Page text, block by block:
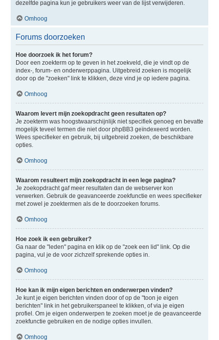
dezelfde pagina kun je gebruikers weer van de lijst verwijderen.
Omhoog
Forums doorzoeken
Hoe doorzoek ik het forum?
Door een zoekterm op te geven in het zoekveld, die je vindt op de
index-, forum- en onderwerppagina. Uitgebreid zoeken is mogelijk
door op de "zoeken" link te klikken, deze vind je op iedere pagina.
Omhoog
Waarom levert mijn zoekopdracht geen resultaten op?
Je zoekterm was hoogstwaarschijnlijk niet specifiek genoeg en bevatte
mogelijk teveel termen die niet door phpBB3 geïndexeerd worden.
Wees specifieker en gebruik, bij uitgebreid zoeken, de beschikbare
opties.
Omhoog
Waarom resulteert mijn zoekopdracht in een lege pagina?
Je zoekopdracht gaf meer resultaten dan de webserver kon
verwerken. Gebruik de geavanceerde zoekfunctie en wees specifieker
met zowel je zoektermen als de te doorzoeken forums.
Omhoog
Hoe zoek ik een gebruiker?
Ga naar de "leden" pagina en klik op de "zoek een lid" link. Op die
pagina, vul je de voor zichzelf sprekende opties in.
Omhoog
Hoe kan ik mijn eigen berichten en onderwerpen vinden?
Je kunt je eigen berichten vinden door of op de "toon je eigen
berichten" link in het gebruikerspaneel te klikken, of via je eigen
profiel. Om je eigen onderwerpen te zoeken moet je de geavanceerde
zoekfunctie gebruiken en de nodige opties invullen.
Omhoog